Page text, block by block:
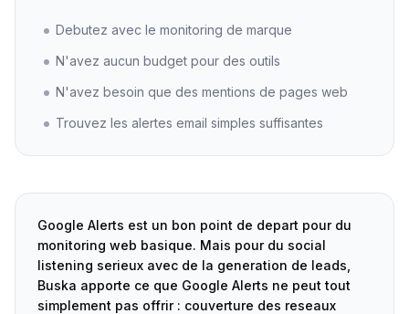
Debutez avec le monitoring de marque
N'avez aucun budget pour des outils
N'avez besoin que des mentions de pages web
Trouvez les alertes email simples suffisantes
Google Alerts est un bon point de depart pour du
monitoring web basique. Mais pour du social
listening serieux avec de la generation de leads,
Buska apporte ce que Google Alerts ne peut tout
simplement pas offrir : couverture des reseaux